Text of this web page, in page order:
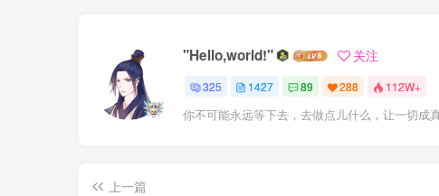
"Hello,world!" 关注
325 1427 89 288 112W+
你不可能永远等下去，去做点儿什么，让一切成
上一篇